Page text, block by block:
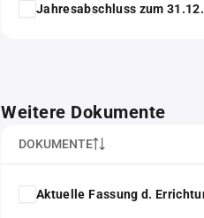
Jahresabschluss zum
Weitere Dokumente
DOKUMENTE
Aktuelle Fassung d.